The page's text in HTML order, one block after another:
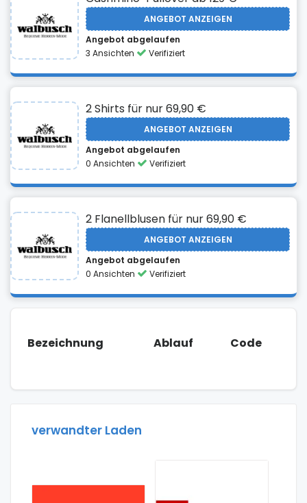
ANGEBOT ANZEIGEN
Angebot abgelaufen
3 Ansichten
Verifiziert
2 Shirts für nur 69,90 €
ANGEBOT ANZEIGEN
Angebot abgelaufen
0 Ansichten
Verifiziert
2 Flanellblusen für nur 69,90 €
ANGEBOT ANZEIGEN
Angebot abgelaufen
0 Ansichten
Verifiziert
Bezeichnung Ablauf Code
verwandter Laden